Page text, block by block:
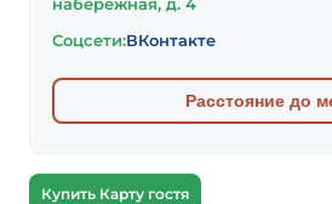
Соцсети:ВКонтакте
Расстояние до
Купить Карту гостя